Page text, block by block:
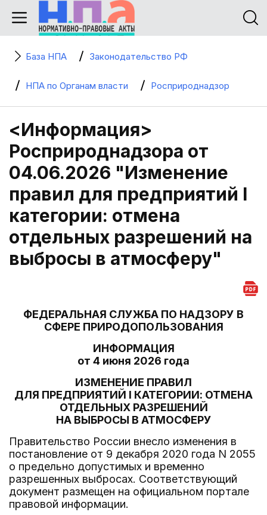
База НПА Законодательство РФ
НПА по Органам власти Росприроднадзор
<Информация>
Росприроднадзора от
04.06.2026 "Изменение
правил для предприятий I
категории: отмена
отдельных разрешений на
выбросы в атмосферу"
ФЕДЕРАЛЬНАЯ СЛУЖБА ПО НАДЗОРУ В
СФЕРЕ ПРИРОДОПОЛЬЗОВАНИЯ
ИНФОРМАЦИЯ
от 4 июня 2026 года
ИЗМЕНЕНИЕ ПРАВИЛ
ДЛЯ ПРЕДПРИЯТИЙ I КАТЕГОРИИ: ОТМЕНА
ОТДЕЛЬНЫХ РАЗРЕШЕНИЙ
НА ВЫБРОСЫ В АТМОСФЕРУ
Правительство России внесло изменения в
постановление от 9 декабря 2020 года N 2055
о предельно допустимых и временно
разрешенных выбросах. Соответствующий
документ размещен на официальном портале
правовой информации.